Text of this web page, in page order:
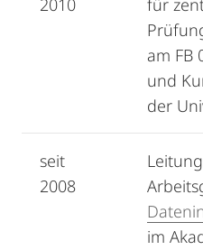
2010
für
am FB
und
der
seit
2008
im